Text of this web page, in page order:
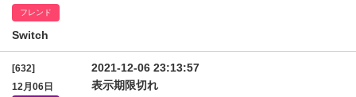
フレンド
Switch
[632]
12月06日
2021-12-06 23:13:57
表示期限切れ